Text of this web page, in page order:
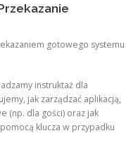
gotowego systemu
instruktaż dla
jak zarządzać aplikacją,
(np. dla gości) oraz jak
klucza w przypadku